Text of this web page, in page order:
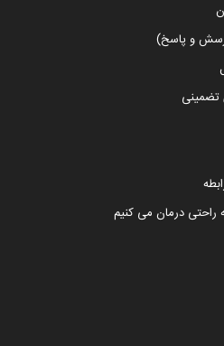
و پاسخ)
تضمینی
راحتی درمان می کنیم